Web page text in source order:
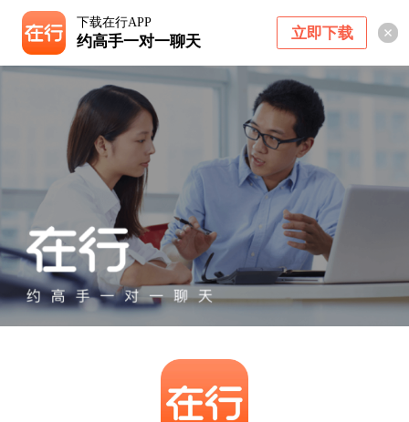
下载在行APP
约高手一对一聊天 立即下载